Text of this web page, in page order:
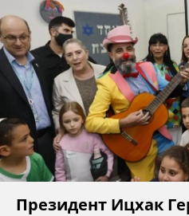
Президент Ицхак